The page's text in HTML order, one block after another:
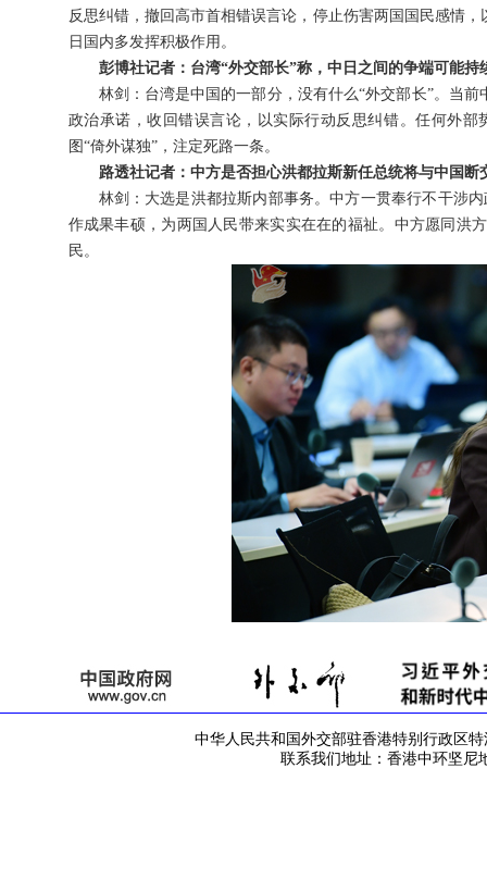
反思纠错，撤回高市首相错误言论，停止伤害两国国民感情
日国内多发挥积极作用。
彭博社记者：台湾“外交部长”称，中日之间的争端可能
林剑：台湾是中国的一部分，没有什么“外交部长”。当
政治承诺，收回错误言论，以实际行动反思纠错。任何外
图“倚外谋独”，注定死路一条。
路透社记者：中方是否担心洪都拉斯新任总统将与中国
林剑：大选是洪都拉斯内部事务。中方一贯奉行不干涉
作成果丰硕，为两国人民带来实实在在的福祉。中方愿同洪
民。
中华人民共和国外交部驻香港特别行政区特
联系我们地址：香港中环坚尼